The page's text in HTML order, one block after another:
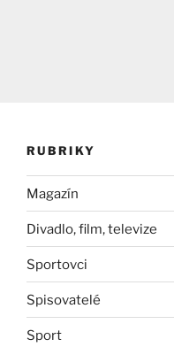
RUBRIKY
Magazín
Divadlo, film, televize
Sportovci
Spisovatelé
Sport